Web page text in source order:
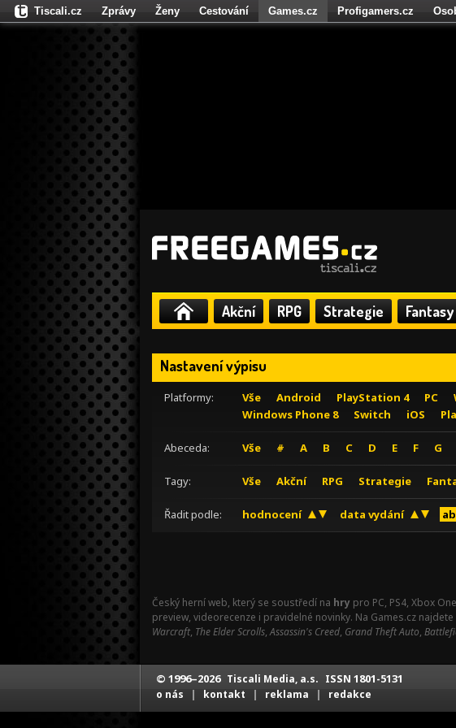
Akční RPG Strategie Fantasy
Nastavení výpisu
Platformy: Vše Android PlayStation 4 PC
Windows Phone 8
Switch iOS
Abeceda: Vše # A B C D E F G
Tagy: Vše Akční RPG Strategie
Řadit podle: hodnocení data vydání
Český herní web, který se soustředí na hry pro PC, PS4, Xbox
preview, videorecenze i pravidelné novinky. Na Games.cz
Warcraft, The Elder Scrolls,Assassin's Creed, Grand Theft Auto,
Tiscali.cz Zprávy Ženy Cestování Games.cz Profigamers.cz
Fights.cz
© 1996–2026 Tiscali Media, a.s. ISSN 1801-5131
o nás | kontakt | reklama | redakce